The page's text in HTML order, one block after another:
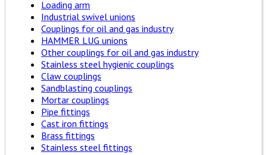
Loading arm
Industrial swivel unions
Couplings for oil and gas industry
HAMMER LUG unions
Other couplings for oil and gas industry
Stainless steel hygienic couplings
Claw couplings
Sandblasting couplings
Mortar couplings
Pipe fittings
Cast iron fittings
Brass fittings
Stainless steel fittings